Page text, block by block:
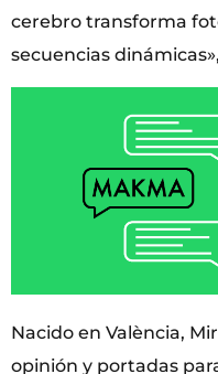
cerebro transforma
secuencias
Nacido en València,
opinión y portadas